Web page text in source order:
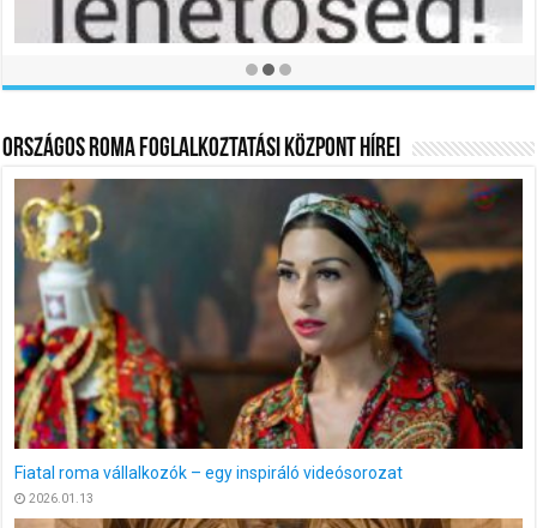
„Ajándékozz – adj esélyt az ünnepre!”
2025.12.01
Felhívás
2025.11.18
Országos Roma Foglalkoztatási Központ Hírei
Pályaorientációs nap az Aeropark Repülőgép Múzeumban
2025.12.19